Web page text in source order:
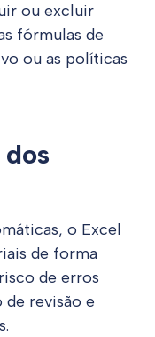
ou excluir
fórmulas de
ou as políticas
o Excel
de forma
de erros
revisão e